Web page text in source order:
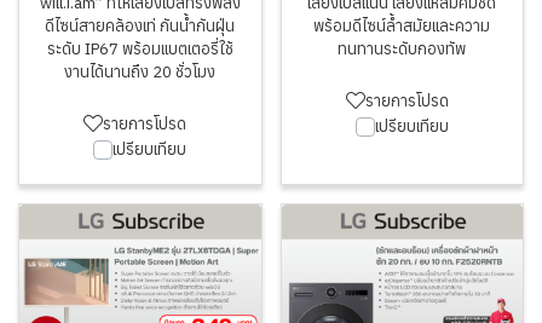
ดีไซน์สายคล้องเท่ กันน้ำกันฝุ่น
ระดับ IP67 พร้อมแบตเตอรี่ใช้
งานได้นานถึง 20 ชั่วโมง
รายการโปรด
เปรียบเทียบ
พร้อมดีไซน์ล้ำสมัยและความ
ทนทานระดับกองทัพ
รายการโปรด
เปรียบเทียบ